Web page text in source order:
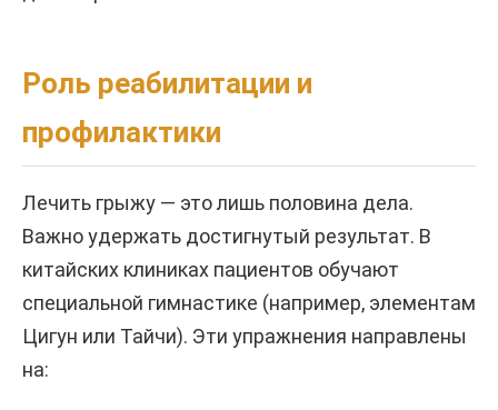
Роль реабилитации и
профилактики
Лечить грыжу — это лишь половина дела.
Важно удержать достигнутый результат. В
китайских клиниках пациентов обучают
специальной гимнастике (например, элементам
Цигун или Тайчи). Эти упражнения направлены
на: